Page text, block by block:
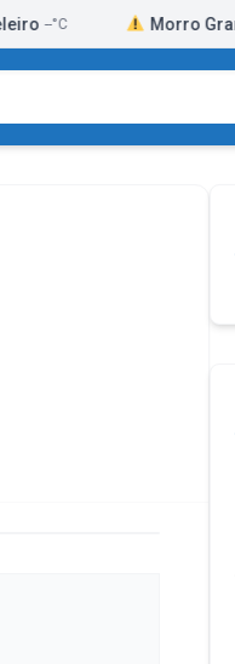
Morro Grande --°C